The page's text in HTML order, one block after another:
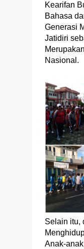
Kearifan
Bahasa
Generasi
Jatidiri
Nasional.
Selain itu,
Anak-